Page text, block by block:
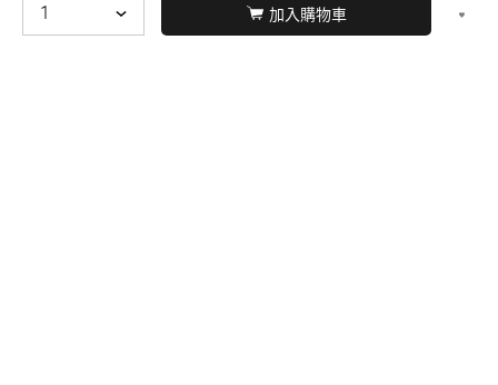
加入購物車
© BERNARD 2021 WEBDESIGN